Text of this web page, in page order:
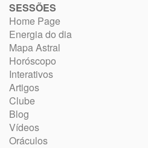
SESSÕES
Home Page
Energia do dia
Mapa Astral
Horóscopo
Interativos
Artigos
Clube
Blog
Vídeos
Oráculos